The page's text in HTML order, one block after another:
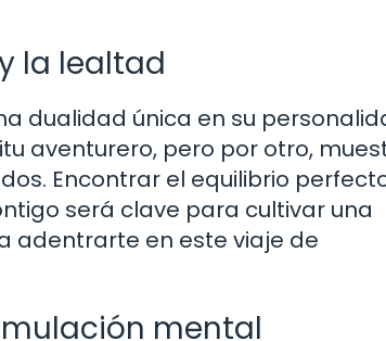
la lealtad
dualidad única en su
aventurero, pero por otro,
Encontrar el equilibrio
será clave para cultivar una
adentrarte en este viaje de
mental